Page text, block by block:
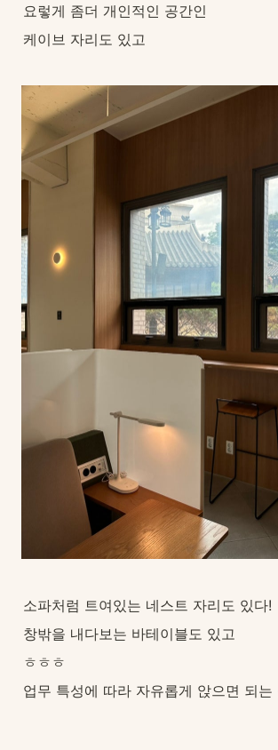
요렇게 좀더 개인적인 공간인
케이브 자리도 있고
소파처럼 트여있는 네스트 자리도 있다!
창밖을 내다보는 바테이블도 있고
ㅎㅎㅎ
업무 특성에 따라 자유롭게 앉으면 되는